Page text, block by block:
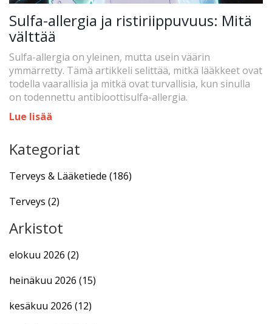
Sulfa-allergia ja ristiriippuvuus: Mitä
välttää
Sulfa-allergia on yleinen, mutta usein väärin
ymmärretty. Tämä artikkeli selittää, mitkä lääkkeet ovat
todella vaarallisia ja mitkä ovat turvallisia, kun sinulla
on todennettu antibioottisulfa-allergia.
Lue lisää
Kategoriat
Terveys & Lääketiede (186)
Terveys (2)
Arkistot
elokuu 2026 (2)
heinäkuu 2026 (15)
kesäkuu 2026 (12)